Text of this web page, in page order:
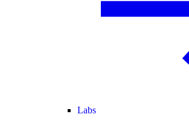
Labs